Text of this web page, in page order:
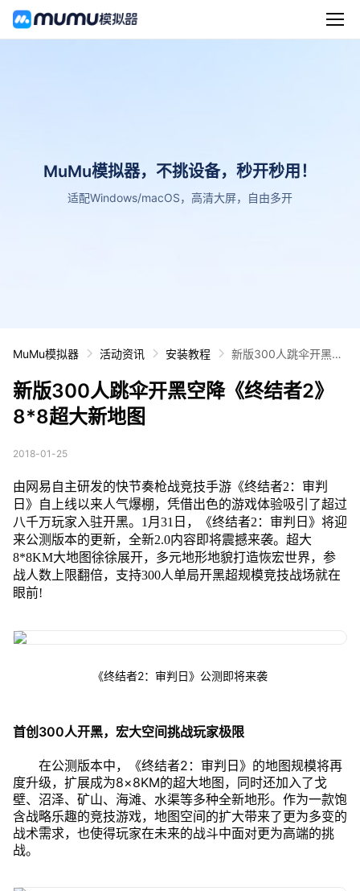
MuMu模拟器，不挑设备，秒开秒用！
适配Windows/macOS，高清大屏，自由多开
MuMu模拟器 活动资讯 安装教程
新版300人跳伞开黑空
大新地图
新版300人跳伞开黑空降《终结者2》
8*8超大新地图
2018-01-25
由网易自主研发的快节奏枪战竞技手游《终结者2：审判
日》自上线以来人气爆棚，凭借出色的游戏体验吸引了超过
八千万玩家入驻开黑。1月31日，《终结者2：审判日》将迎
来公测版本的更新，全新2.0内容即将震撼来袭。超大
8*8KM大地图徐徐展开，多元地形地貌打造恢宏世界，参
战人数上限翻倍，支持300人单局开黑超规模竞技战场就在
眼前!
《终结者2：审判日》公测即将来袭
首创300人开黑，宏大空间挑战玩家极限
在公测版本中，《终结者2：审判日》的地图规模将再
度升级，扩展成为8×8KM的超大地图，同时还加入了戈
壁、沼泽、矿山、海滩、水渠等多种全新地形。作为一款饱
含战略乐趣的竞技游戏，地图空间的扩大带来了更为多变的
战术需求，也使得玩家在未来的战斗中面对更为高端的挑
战。